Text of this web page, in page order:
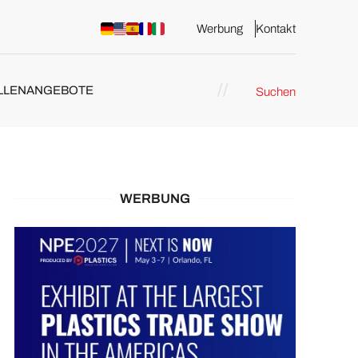
Werbung Kontakt
Suchen
WERBUNG